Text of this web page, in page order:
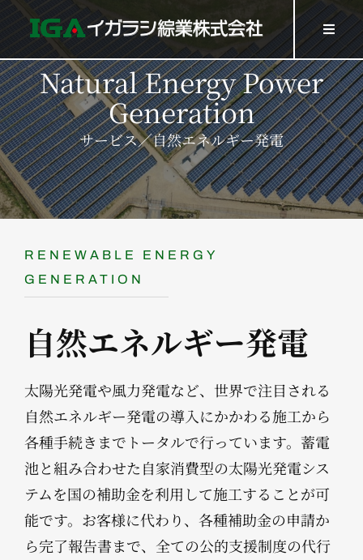
Skip
content
Toggle
HOME
SERVICES
WORK
Company
Recruit
GOODS
Contact
Natural Energy Power
Generation
サービス／自然エネルギー発電
RENEWABLE ENERGY
GENERATION
自然エネルギー発電
太陽光発電や風力発電など、世界で注目される
自然エネルギー発電の導入にかかわる施工から
各種手続きまでトータルで行っています。蓄電
池と組み合わせた自家消費型の太陽光発電シス
テムを国の補助金を利用して施工することが可
能です。お客様に代わり、各種補助金の申請か
ら完了報告書まで、全ての公的支援制度の代行